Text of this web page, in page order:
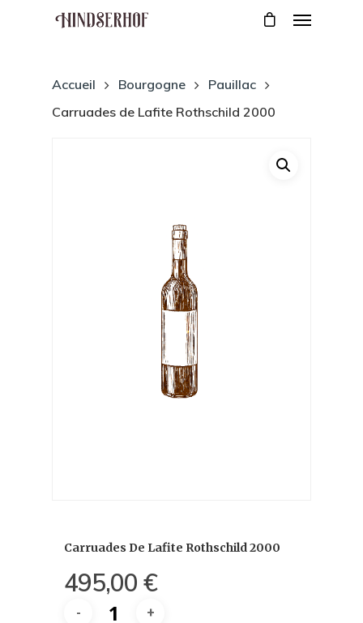
Accueil Bourgogne
Pauillac
Carruades de Lafite Rothschild 2000
Carruades De Lafite Rothschild 2000
495,00 €